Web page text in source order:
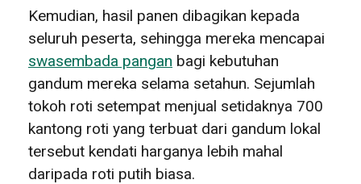
Kemudian, hasil panen dibagikan kepada
seluruh peserta, sehingga mereka mencapai
swasembada pangan bagi kebutuhan
gandum mereka selama setahun. Sejumlah
tokoh roti setempat menjual setidaknya 700
kantong roti yang terbuat dari gandum lokal
tersebut kendati harganya lebih mahal
daripada roti putih biasa.